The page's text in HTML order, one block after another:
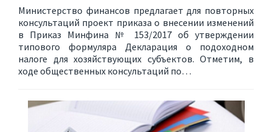
Министерство финансов предлагает для повторных
консультаций проект приказа о внесении изменений
в Приказ Минфина № 153/2017 об утверждении
типового формуляра Декларация о подоходном
налоге для хозяйствующих субъектов. Отметим, в
ходе общественных консультаций по…